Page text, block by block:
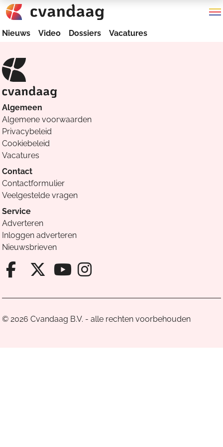
Nieuws Video Dossiers Vacatures
Algemeen
Algemene voorwaarden
Privacybeleid
Cookiebeleid
Vacatures
Contact
Contactformulier
Veelgestelde vragen
Service
Adverteren
Inloggen adverteren
Nieuwsbrieven
Facebook van Cvandaag
X van Cvandaag
Instagram van
© 2026 Cvandaag B.V. - alle rechten voorbehouden